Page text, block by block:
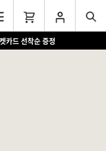
카드 선착순 증정